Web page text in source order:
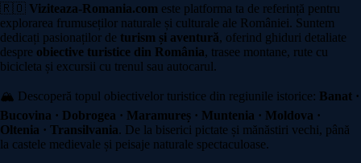
🇷🇴 Viziteaza-Romania.com este platforma ta de referință pentru
explorarea frumuseților naturale și culturale ale României. Suntem
dedicați pasionaților de turism și aventură, oferind ghiduri detaliate
despre obiective turistice din România, trasee montane, rute cu
bicicleta și excursii cu trenul sau autocarul.
🏔️ Descoperă topul obiectivelor turistice din regiunile istorice: Banat ·
Bucovina · Dobrogea · Maramureș · Muntenia · Moldova ·
Oltenia · Transilvania. De la biserici pictate și mănăstiri vechi, până
la castele medievale și peisaje naturale spectaculoase.